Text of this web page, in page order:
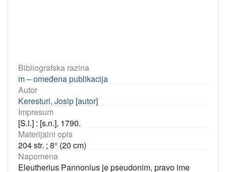
Bibliografska razina
m – omeđena publikacija
Autor
Keresturi, Josip [autor]
Impresum
[S.l.] : [s.n.], 1790.
Materijalni opis
204 str. ; 8° (20 cm)
Napomena
Eleutherius Pannonius je pseudonim, pravo ime